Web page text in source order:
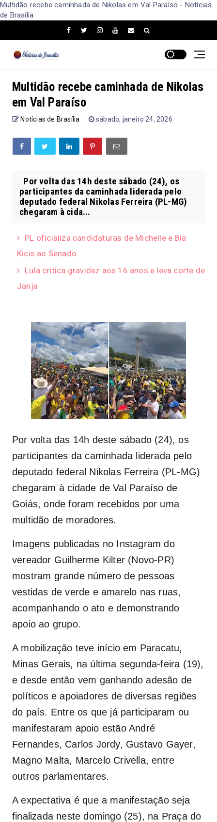
Multidão recebe caminhada de Nikolas em Val Paraíso - Notícias
de Brasília
Multidão recebe caminhada de Nikolas
em Val Paraíso
Notícias de Brasília sábado, janeiro 24, 2026
Por volta das 14h deste sábado (24), os
participantes da caminhada liderada pelo
deputado federal Nikolas Ferreira (PL-MG)
chegaram à cida...
PL oficializa candidaturas de Michelle e Bia
Kicis ao Senado
Lula critica gravidez aos 16 anos e leva corte de
Janja
Por volta das 14h deste sábado (24), os
participantes da caminhada liderada pelo
deputado federal Nikolas Ferreira (PL-MG)
chegaram à cidade de Val Paraíso de
Goiás, onde foram recebidos por uma
multidão de moradores.
Imagens publicadas no Instagram do
vereador Guilherme Kilter (Novo-PR)
mostram grande número de pessoas
vestidas de verde e amarelo nas ruas,
acompanhando o ato e demonstrando
apoio ao grupo.
A mobilização teve início em Paracatu,
Minas Gerais, na última segunda-feira (19),
e desde então vem ganhando adesão de
políticos e apoiadores de diversas regiões
do país. Entre os que já participaram ou
manifestaram apoio estão André
Fernandes, Carlos Jordy, Gustavo Gayer,
Magno Malta, Marcelo Crivella, entre
outros parlamentares.
A expectativa é que a manifestação seja
finalizada neste domingo (25), na Praça do